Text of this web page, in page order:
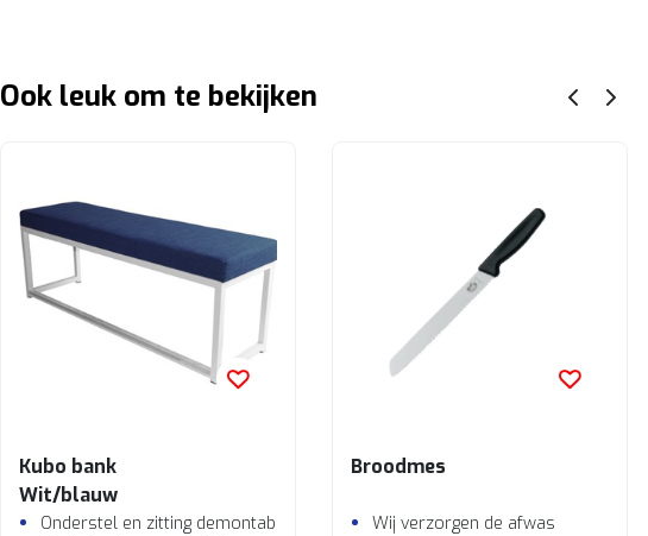
Ook leuk om te bekijken
Kubo bank
Wit/blauw
Onderstel en zitting demontabel
Broodmes
Wij verzorgen de afwas